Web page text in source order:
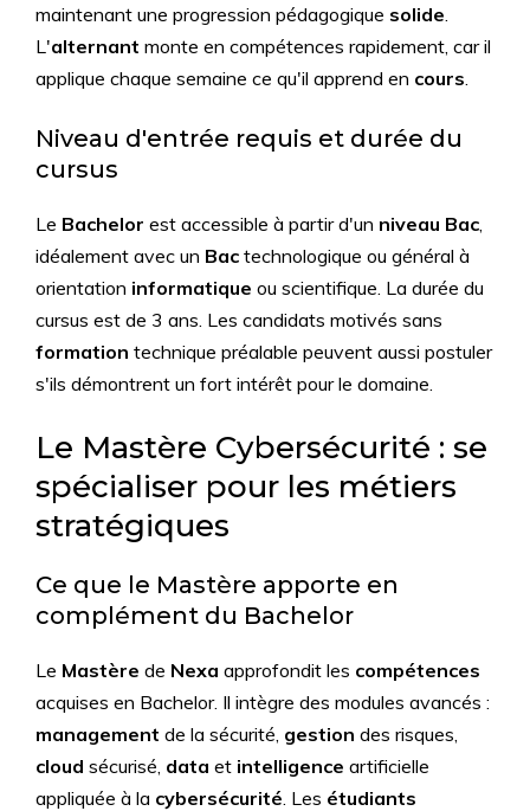
maintenant une progression pédagogique solide
L'alternant monte en compétences rapidement, car il
applique chaque semaine ce qu'il apprend en cours
Niveau d'entrée requis et durée du
cursus
Le Bachelor est accessible à partir d'un niveau Bac
idéalement avec un Bac technologique ou général à
orientation informatique ou scientifique. La durée du
cursus est de 3 ans. Les candidats motivés sans
formation technique préalable peuvent aussi postuler
s'ils démontrent un fort intérêt pour le domaine.
Le Mastère Cybersécurité : se
spécialiser pour les métiers
stratégiques
Ce que le Mastère apporte en
complément du Bachelor
Le Mastère de Nexa approfondit les compétences
acquises en Bachelor. Il intègre des modules avancés :
management de la sécurité, gestion des risques,
cloud sécurisé, data et intelligence artificielle
appliquée à la cybersécurité . Les étudiants